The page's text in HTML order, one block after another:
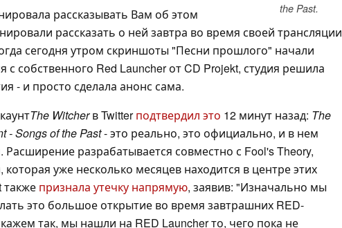
the Past.
рассказывать Вам об этом
рассказать о ней завтра во время своей трансляции
сегодня утром скриншоты "Песни прошлого" начали
с собственного Red Launcher от CD Projekt, студия решила
- и просто сделала анонс сама.
The Witcherв Twitterподтвердил это 12 минут назад: The
- Songs of the Past- это реально, это официально, и в нем
Расширение разрабатывается совместно с Fool's Theory,
уже несколько месяцев находится в центре этих
также признала утечку напрямую, заявив: "Изначально мы
это большое открытие во время завтрашних RED-
так, мы нашли на RED Launcher то, чего пока не